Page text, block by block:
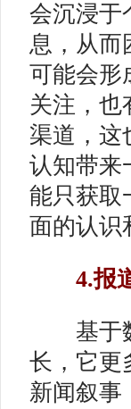
会沉浸于
息，从而
可能会形
关注，也
渠道，这
认知带来
能只获取
面的认识
4.报道
基于数
长，它更
新闻叙事